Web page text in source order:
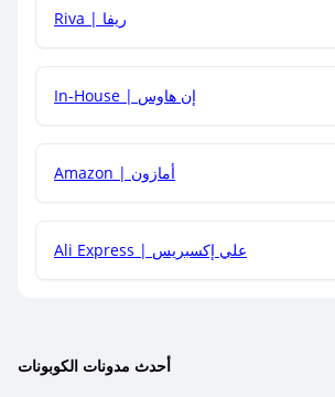
جمع كود خصم مع العروض الأخرى؟
Riva | ريفا
In-House | إن هاوس
Amazon | أمازون
Ali Express | علي إكسبريس
أحدث مدونات الكوبونات